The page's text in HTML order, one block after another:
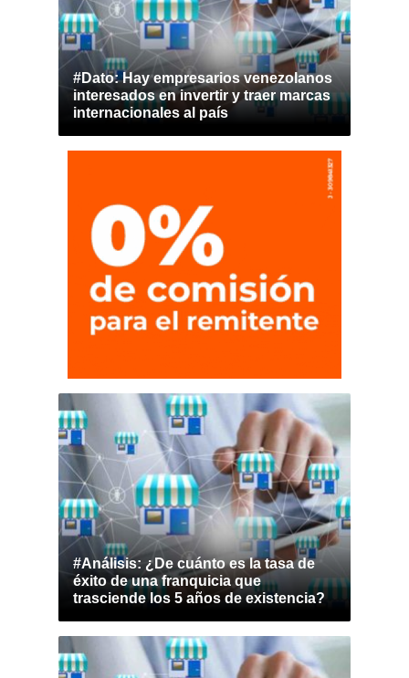
#Dato: Hay empresarios venezolanos
interesados en invertir y traer marcas
internacionales al país
#Análisis: ¿De cuánto es la tasa de
éxito de una franquicia que
trasciende los 5 años de existencia?